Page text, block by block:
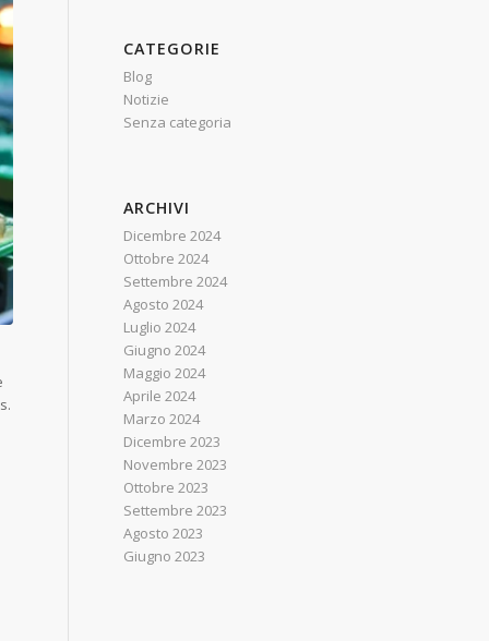
CATEGORIE
Blog
Notizie
Senza categoria
ARCHIVI
Dicembre 2024
Ottobre 2024
Settembre 2024
Agosto 2024
Luglio 2024
Giugno 2024
Maggio 2024
Aprile 2024
Marzo 2024
Dicembre 2023
Novembre 2023
Ottobre 2023
Settembre 2023
Agosto 2023
Giugno 2023